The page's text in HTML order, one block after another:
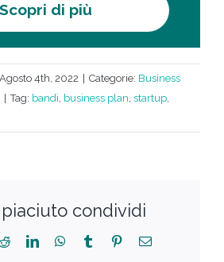
Scopri di più
Agosto 4th, 2022 Categorie: Business
Tag: bandi, business plan, startup,
condividi